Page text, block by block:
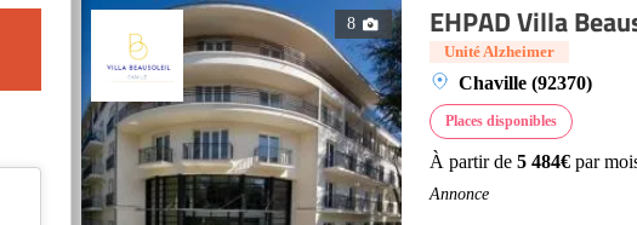
8 EHPAD Villa
Unité Alzheimer
Chaville (92370)
Places disponibles
À partir de 5 484€ par
Annonce